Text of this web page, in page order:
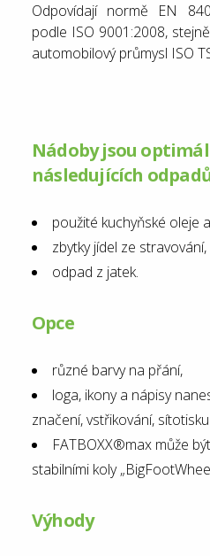
Odpovídají normě EN
podle ISO 9001:2008,
automobilový průmysl ISO
Nádoby jsou
následujících
použité kuchyňské oleje
zbytky jídel ze stravování,
odpad z jatek.
Opce
různé barvy na přání,
loga, ikony a nápisy
značení, vstřikování,
FATBOXX®max může
stabilními koly
Výhody